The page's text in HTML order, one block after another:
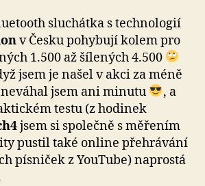
sluchátka s technologií
v Česku pohybují kolem pro
1.500 až šílených 4.500
jsem je našel v akci za méně
jsem ani minutu
, a
testu (z hodinek
jsem si společně s měřením
pustil také online přehrávání
písniček z YouTube) naprostá